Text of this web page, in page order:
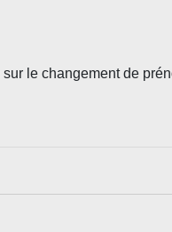
le changement de